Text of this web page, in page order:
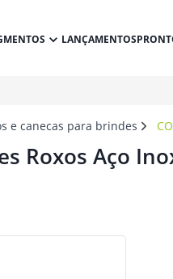
LANÇAMENTOS
e canecas para brindes
Roxos Aço